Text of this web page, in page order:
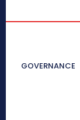
GOVERNANCE